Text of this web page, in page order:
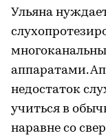
Ульяна
аппаратами.
недостаток
учиться в
наравне со